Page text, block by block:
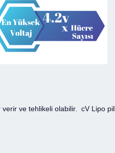
verir ve tehlikeli olabilir. cV Lipo